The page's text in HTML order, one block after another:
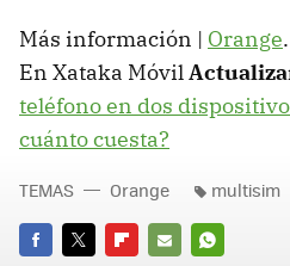
Más información | Orange.
En Xataka Móvil
teléfono en dos
cuánto cuesta?
TEMAS Orange multisim